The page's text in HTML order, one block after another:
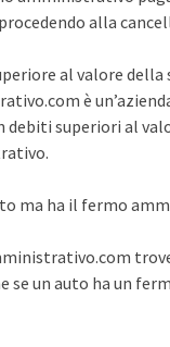
alla
al valore
è
superiori al
ma ha il fermo
se un auto ha un